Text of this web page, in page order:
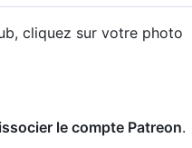
cliquez sur votre photo
le compte Patreon.